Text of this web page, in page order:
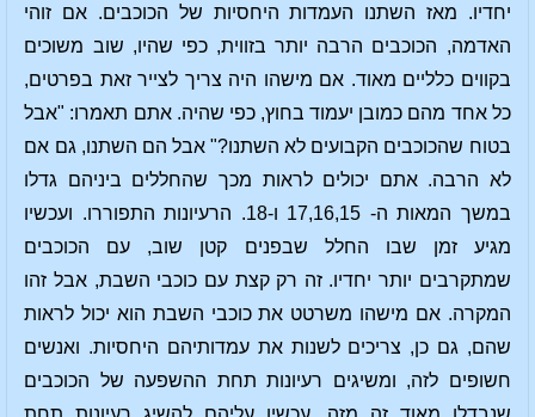
יחדיו. מאז השתנו העמדות היחסיות של הכוכבים. אם זוהי
האדמה, הכוכבים הרבה יותר בזווית, כפי שהיו, שוב משוכים
בקווים כלליים מאוד. אם מישהו היה צריך לצייר זאת בפרטים,
כל אחד מהם כמובן יעמוד בחוץ, כפי שהיה. אתם תאמרו: "אבל
בטוח שהכוכבים הקבועים לא השתנו?" אבל הם השתנו, גם אם
לא הרבה. אתם יכולים לראות מכך שהחללים ביניהם גדלו
במשך המאות ה- 17,16,15 ו-18. הרעיונות התפוררו. ועכשיו
מגיע זמן שבו החלל שבפנים קטן שוב, עם הכוכבים
שמתקרבים יותר יחדיו. זה רק קצת עם כוכבי השבת, אבל זהו
המקרה. אם מישהו משרטט את כוכבי השבת הוא יכול לראות
שהם, גם כן, צריכים לשנות את עמדותיהם היחסיות. ואנשים
חשופים לזה, ומשיגים רעיונות תחת ההשפעה של הכוכבים